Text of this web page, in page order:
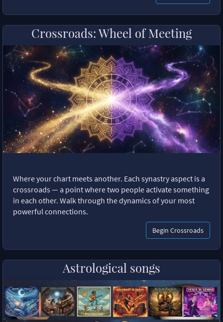
Crossroads: Wheel of Meeting
Where your chart meets another. Each synastry aspect is a
crossroads — a point where two people activate something
in each other. Walk through the dynamics of your most
powerful connections.
Begin Crossroads
Astrological songs